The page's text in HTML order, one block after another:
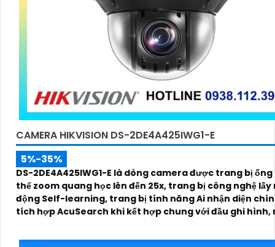
CAMERA HIKVISION DS-2DE4A425IWG1-E
5%-35%
DS-2DE4A425IWG1-E là dòng camera được trang bị
thể zoom quang học lên đến 25x, trang bị công nghệ
động Self-learning, trang bị tính năng Ai nhận diện
tích hợp AcuSearch khi kết hợp chung với đầu ghi hình,